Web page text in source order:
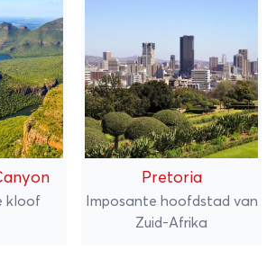
kloof
Pretoria
Imposante hoofdstad van
Zuid-Afrika